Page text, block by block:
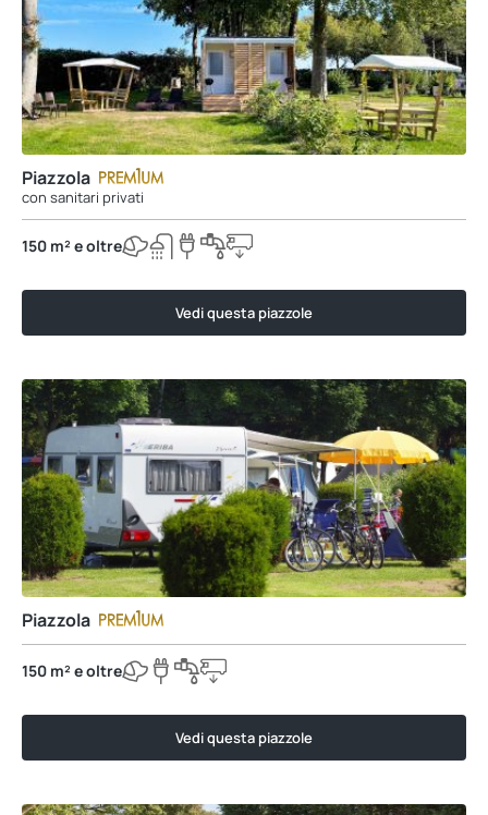
Piazzola
con sanitari privati
150 m² e oltre
Vedi questa piazzole
Piazzola
150 m² e oltre
Vedi questa piazzole